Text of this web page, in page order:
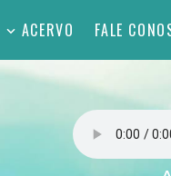
ACERVO FALE